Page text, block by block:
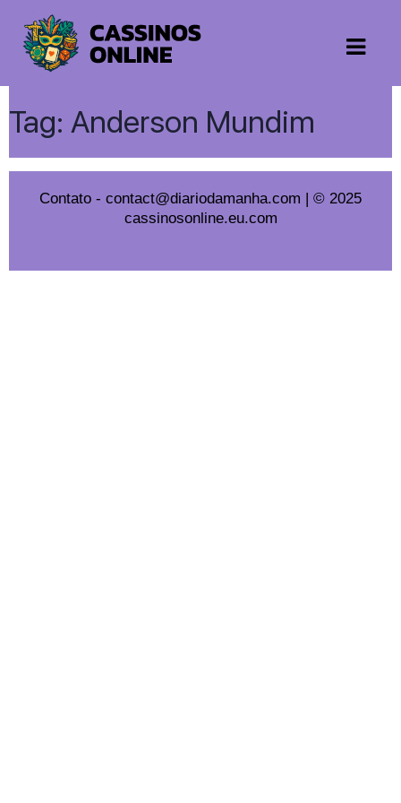
Tag: Anderson Mundim
Contato - contact@diariodamanha.com | © 2025
cassinosonline.eu.com